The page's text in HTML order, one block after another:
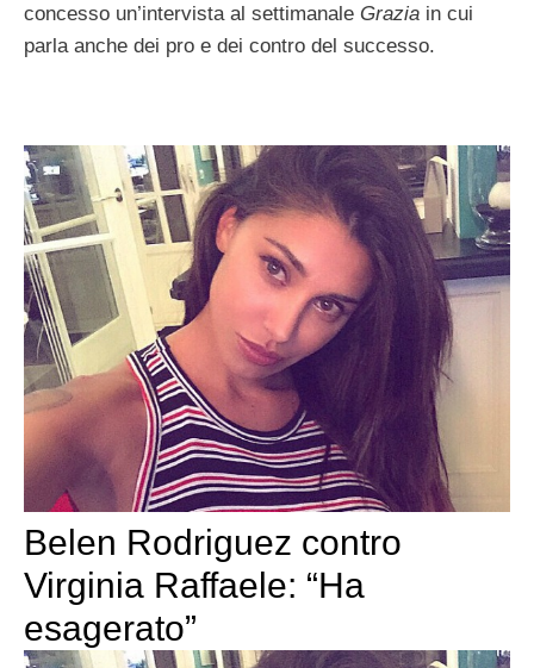
concesso un’intervista al settimanale Grazia in cui
parla anche dei pro e dei contro del successo.
Belen Rodriguez contro
Virginia Raffaele: “Ha
esagerato”